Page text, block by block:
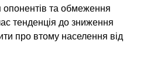
опонентів та обмеження
тенденція до зниження
про втому населення від